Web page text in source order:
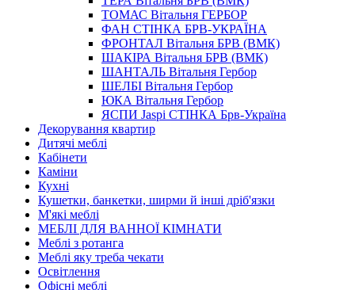
ТОМАС Вітальня ГЕРБОР
ФАН СТІНКА БРВ-УКРАЇНА
ФРОНТАЛ Вітальня БРВ (ВМК)
ШАКIРА Вітальня БРВ (ВМК)
ШАНТАЛЬ Вітальня Гербор
ШЕЛБІ Вітальня Гербор
ЮКА Вітальня Гербор
ЯСПИ Jaspi СТІНКА Брв-Україна
Декорування квартир
Дитячі меблі
Кабінети
Каміни
Кухні
Кушетки, банкетки, ширми й інші дріб'язки
М'які меблі
МЕБЛІ ДЛЯ ВАННОЇ КІМНАТИ
Меблі з ротанга
Меблі яку треба чекати
Освітлення
Офісні меблі